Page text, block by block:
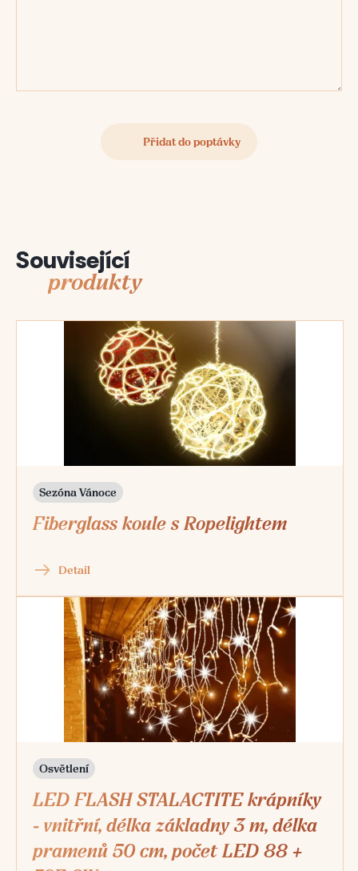
Související
produkty
Sezóna Vánoce
Fiberglass koule s Ropelightem
Detail
Osvětlení
LED FLASH STALACTITE krápníky
- vnitřní, délka základny 3 m, délka
pramenů 50 cm, počet LED 88 +